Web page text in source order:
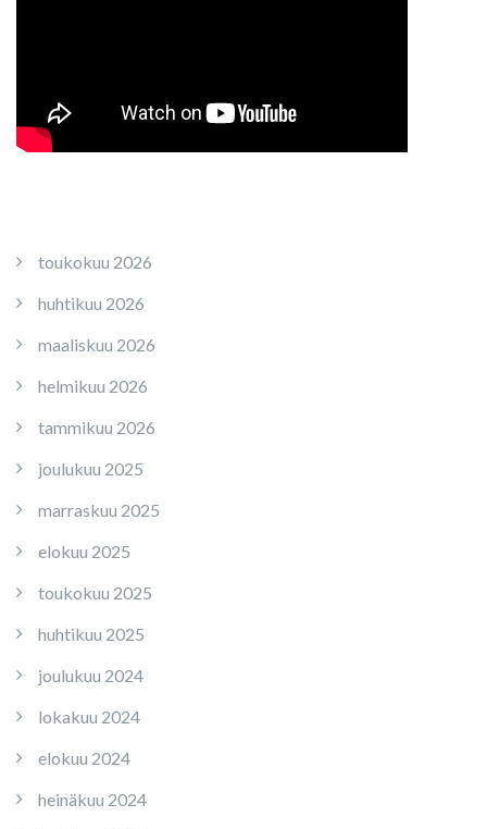
toukokuu 2026
huhtikuu 2026
maaliskuu 2026
helmikuu 2026
tammikuu 2026
joulukuu 2025
marraskuu 2025
elokuu 2025
toukokuu 2025
huhtikuu 2025
joulukuu 2024
lokakuu 2024
elokuu 2024
heinäkuu 2024